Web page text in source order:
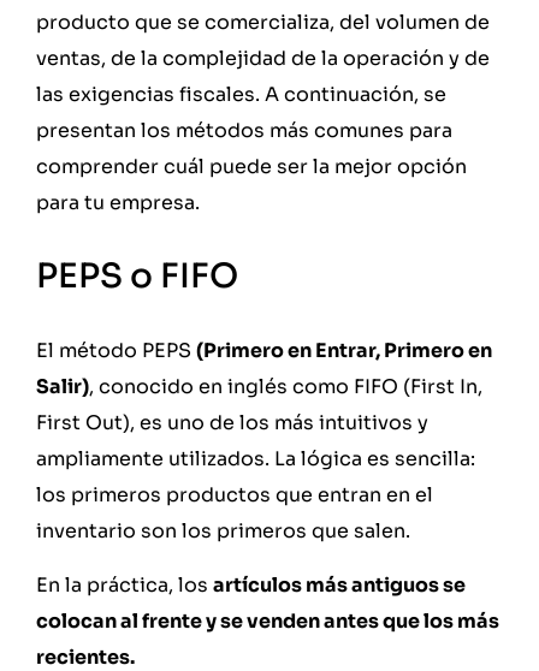
producto que se comercializa, del volumen de
ventas, de la complejidad de la operación y de
las exigencias fiscales. A continuación, se
presentan los métodos más comunes para
comprender cuál puede ser la mejor opción
para tu empresa.
PEPS o FIFO
El método PEPS (Primero en Entrar, Primero en
Salir), conocido en inglés como FIFO (First In,
First Out), es uno de los más intuitivos y
ampliamente utilizados. La lógica es sencilla:
los primeros productos que entran en el
inventario son los primeros que salen.
En la práctica, los artículos más antiguos se
colocan al frente y se venden antes que los más
recientes.